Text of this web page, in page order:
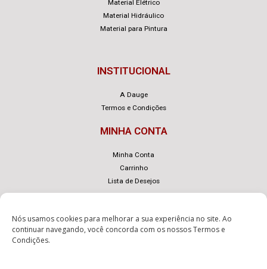
Nós usamos cookies para melhorar a sua experiência no site. Ao
continuar navegando, você concorda com os nossosTermos e
Condições.
Material Elétrico
Material Hidráulico
Material para Pintura
INSTITUCIONAL
A Dauge
Termos e Condições
MINHA CONTA
Minha Conta
Carrinho
Lista de Desejos